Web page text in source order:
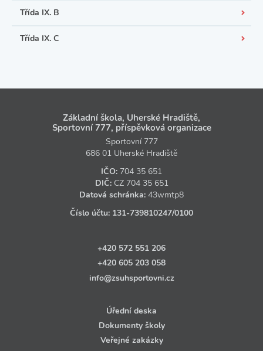
Třída IX. B
Třída IX. C
Základní škola, Uherské Hradiště,
Sportovní 777, příspěvková organizace
Sportovní 777
686 01 Uherské Hradiště
IČO: 704 35 651
DIČ: CZ 704 35 651
Datová schránka: 43wmtp8
Číslo účtu: 131‑739810247/0100
+420 572 551 206
+420 605 203 058
info@zsuhsportovni.cz
Úřední deska
Dokumenty školy
Veřejné zakázky